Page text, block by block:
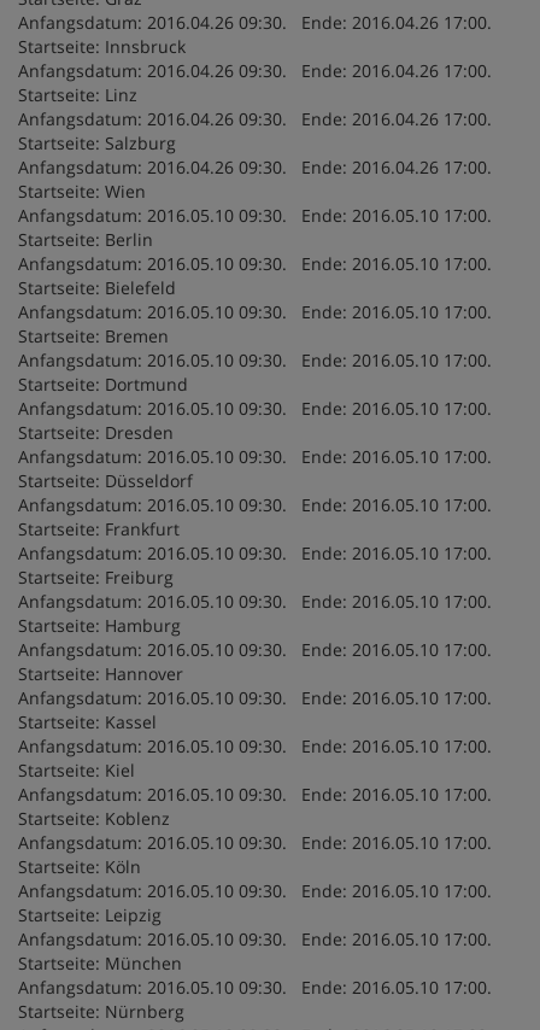
Anfangsdatum: 2016.04.26 09:30. Ende: 2016.04.26 17:00.
Startseite: Innsbruck
Anfangsdatum: 2016.04.26 09:30. Ende: 2016.04.26 17:00.
Startseite: Linz
Anfangsdatum: 2016.04.26 09:30. Ende: 2016.04.26 17:00.
Startseite: Salzburg
Anfangsdatum: 2016.04.26 09:30. Ende: 2016.04.26 17:00.
Startseite: Wien
Anfangsdatum: 2016.05.10 09:30. Ende: 2016.05.10 17:00.
Startseite: Berlin
Anfangsdatum: 2016.05.10 09:30. Ende: 2016.05.10 17:00.
Startseite: Bielefeld
Anfangsdatum: 2016.05.10 09:30. Ende: 2016.05.10 17:00.
Startseite: Bremen
Anfangsdatum: 2016.05.10 09:30. Ende: 2016.05.10 17:00.
Startseite: Dortmund
Anfangsdatum: 2016.05.10 09:30. Ende: 2016.05.10 17:00.
Startseite: Dresden
Anfangsdatum: 2016.05.10 09:30. Ende: 2016.05.10 17:00.
Startseite: Düsseldorf
Anfangsdatum: 2016.05.10 09:30. Ende: 2016.05.10 17:00.
Startseite: Frankfurt
Anfangsdatum: 2016.05.10 09:30. Ende: 2016.05.10 17:00.
Startseite: Freiburg
Anfangsdatum: 2016.05.10 09:30. Ende: 2016.05.10 17:00.
Startseite: Hamburg
Anfangsdatum: 2016.05.10 09:30. Ende: 2016.05.10 17:00.
Startseite: Hannover
Anfangsdatum: 2016.05.10 09:30. Ende: 2016.05.10 17:00.
Startseite: Kassel
Anfangsdatum: 2016.05.10 09:30. Ende: 2016.05.10 17:00.
Startseite: Kiel
Anfangsdatum: 2016.05.10 09:30. Ende: 2016.05.10 17:00.
Startseite: Koblenz
Anfangsdatum: 2016.05.10 09:30. Ende: 2016.05.10 17:00.
Startseite: Köln
Anfangsdatum: 2016.05.10 09:30. Ende: 2016.05.10 17:00.
Startseite: Leipzig
Anfangsdatum: 2016.05.10 09:30. Ende: 2016.05.10 17:00.
Startseite: München
Anfangsdatum: 2016.05.10 09:30. Ende: 2016.05.10 17:00.
Startseite: Nürnberg